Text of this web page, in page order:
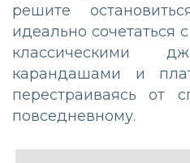
решите
идеально сочетаться с
классическими
карандашами и
перестраиваясь от
повседневному.